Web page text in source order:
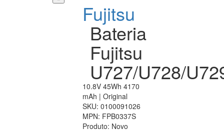
Fujitsu
Bateria
Fujitsu
U727/U728/
10.8V 45Wh 4170
mAh | Original
SKU: 0100091026
MPN: FPB0337S
Produto: Novo